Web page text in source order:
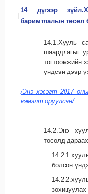
14 дүгээр
баримтлалын төсөл
14.1.Хууль
шаардлагыг
тогтоомжийн
үндсэн дээр
/Энэ хэсэгт 2017
нэмэлт оруулсан/
14.2.Энэ
төсөлд
болсон